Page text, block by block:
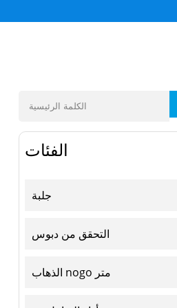
الفئات
جلبة
التحقق من دبوس
الذهاب nogo متر